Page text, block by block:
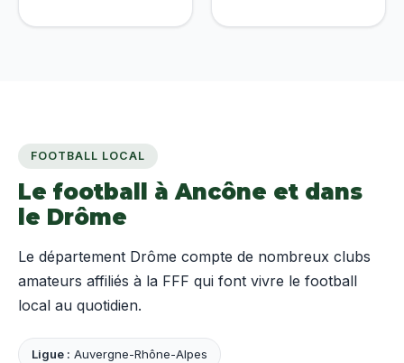
FOOTBALL LOCAL
Le football à Ancône et dans
le Drôme
Le département Drôme compte de nombreux clubs
amateurs affiliés à la FFF qui font vivre le football
local au quotidien.
Ligue : Auvergne-Rhône-Alpes